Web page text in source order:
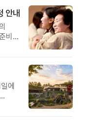
안내
비해
에